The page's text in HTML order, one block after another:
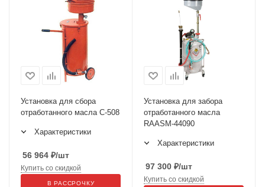
Установка для сбора
отработанного масла С-508
Характеристики
56 964 ₽/шт
Купить со скидкой
В РАССРОЧКУ
Установка для забора
отработанного масла
RAASM-44090
Характеристики
97 300 ₽/шт
Купить со скидкой